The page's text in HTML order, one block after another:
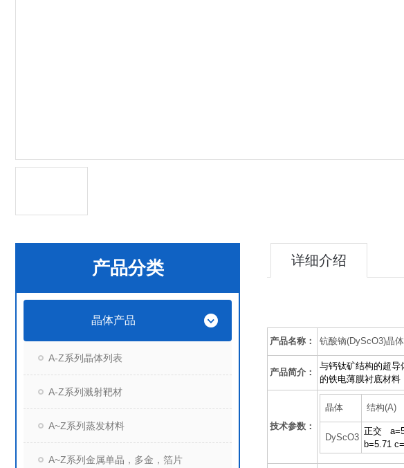
产品分类
晶体产品
A-Z系列晶体列表
A-Z系列溅射靶材
A~Z系列蒸发材料
A~Z系列金属单晶，多金，箔片
详细介绍
产品名称： 钪酸镝(DyScO3)晶
产品简介：
与钙钛矿结构的超导
的铁电薄膜衬底材料
技术参数：
晶体 结构(A)
DyScO3
正交
b=5.71